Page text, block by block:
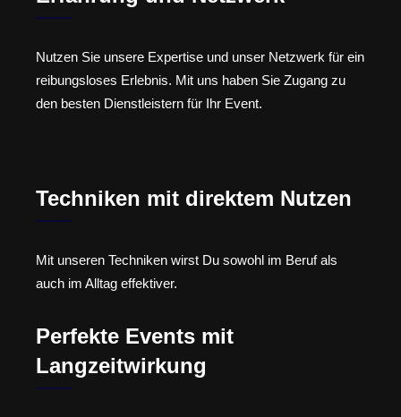
Nutzen Sie unsere Expertise und unser Netzwerk für ein
reibungsloses Erlebnis. Mit uns haben Sie Zugang zu
den besten Dienstleistern für Ihr Event.
Techniken mit direktem Nutzen
Mit unseren Techniken wirst Du sowohl im Beruf als
auch im Alltag effektiver.
Perfekte Events mit
Langzeitwirkung